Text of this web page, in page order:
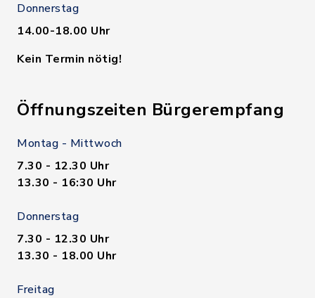
Donnerstag
14.00-18.00 Uhr
Kein Termin nötig!
Öffnungszeiten Bürgerempfang
Montag - Mittwoch
7.30 - 12.30 Uhr
13.30 - 16:30 Uhr
Donnerstag
7.30 - 12.30 Uhr
13.30 - 18.00 Uhr
Freitag